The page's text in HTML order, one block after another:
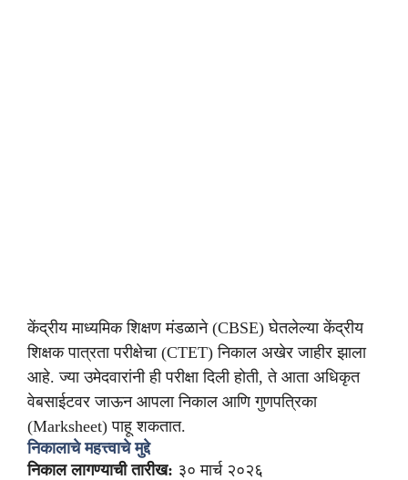
केंद्रीय माध्यमिक शिक्षण मंडळाने (CBSE) घेतलेल्या केंद्रीय
शिक्षक पात्रता परीक्षेचा (CTET) निकाल अखेर जाहीर झाला
आहे. ज्या उमेदवारांनी ही परीक्षा दिली होती, ते आता अधिकृत
वेबसाईटवर जाऊन आपला निकाल आणि गुणपत्रिका
(Marksheet) पाहू शकतात.
निकालाचे महत्त्वाचे मुद्दे
निकाल लागण्याची तारीख: ३० मार्च २०२६